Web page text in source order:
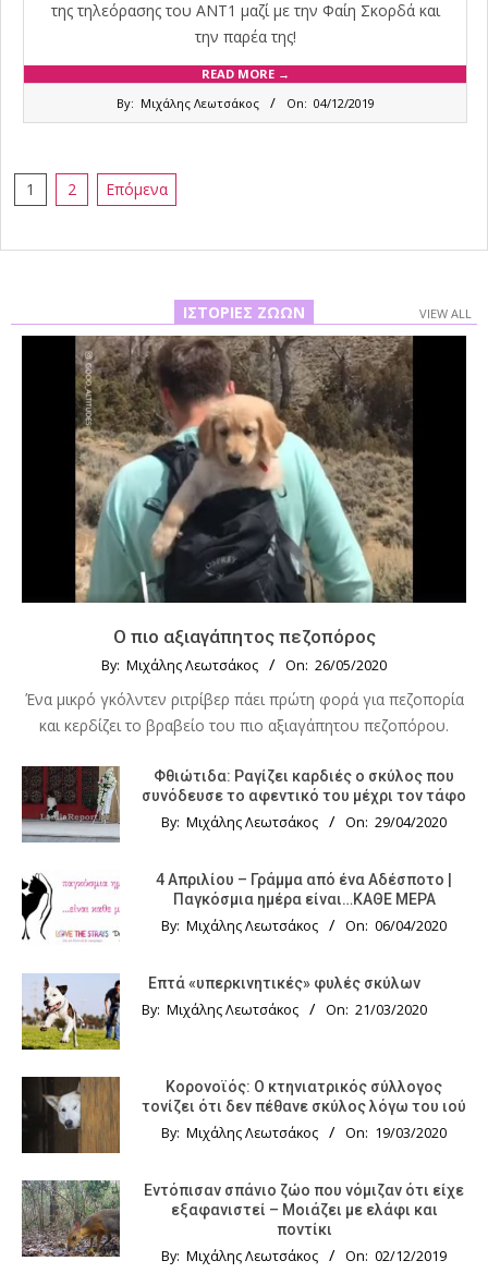
της τηλεόρασης του ΑΝΤ1 μαζί με την Φαίη Σκορδά και
την παρέα της!
READ MORE →
By: Μιχάλης Λεωτσάκος On: 04/12/2019
Σελιδοποίηση
1 2 Επόμενα
ΙΣΤΟΡΊΕΣ ΖΏΩΝ VIEW ALL
Ο πιο αξιαγάπητος πεζοπόρος
By: Μιχάλης Λεωτσάκος On: 26/05/2020
Ένα μικρό γκόλντεν ριτρίβερ πάει πρώτη φορά για πεζοπορία
και κερδίζει το βραβείο του πιο αξιαγάπητου πεζοπόρου.
Φθιώτιδα: Ραγίζει καρδιές ο σκύλος που
συνόδευσε το αφεντικό του μέχρι τον τάφο
By: Μιχάλης Λεωτσάκος On: 29/04/2020
4 Απριλίου – Γράμμα από ένα Αδέσποτο |
Παγκόσμια ημέρα είναι…ΚΑΘΕ ΜΕΡΑ
By: Μιχάλης Λεωτσάκος On: 06/04/2020
Επτά «υπερκινητικές» φυλές σκύλων
By: Μιχάλης Λεωτσάκος On: 21/03/2020
Κορονοϊός: Ο κτηνιατρικός σύλλογος
τονίζει ότι δεν πέθανε σκύλος λόγω του ιού
By: Μιχάλης Λεωτσάκος On: 19/03/2020
Εντόπισαν σπάνιο ζώο που νόμιζαν ότι είχε
εξαφανιστεί – Μοιάζει με ελάφι και
ποντίκι
By: Μιχάλης Λεωτσάκος On: 02/12/2019